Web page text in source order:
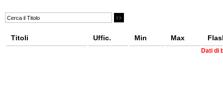
Titoli Uffic. Min Max
Dati di